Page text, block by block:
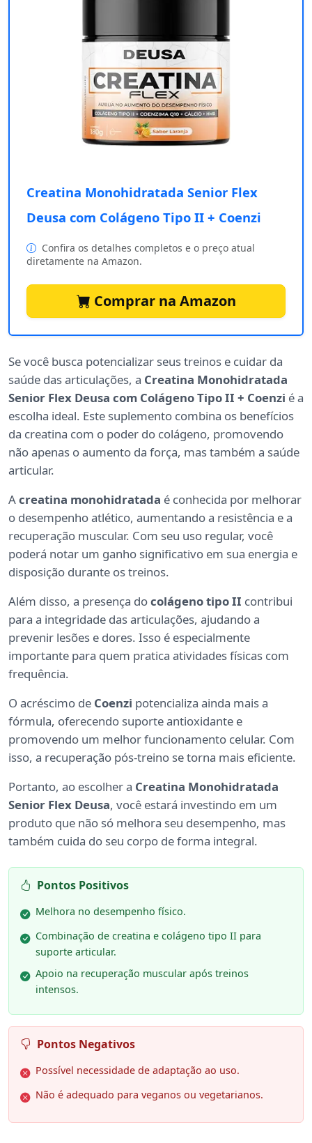
Creatina Monohidratada Senior Flex
Deusa com Colágeno Tipo II + Coenzi
Confira os detalhes completos e o preço atual
diretamente na Amazon.
Comprar na Amazon
Se você busca potencializar seus treinos e cuidar da
saúde das articulações, a Creatina Monohidratada
Senior Flex Deusa com Colágeno Tipo II + Coenzi é a
escolha ideal. Este suplemento combina os benefícios
da creatina com o poder do colágeno, promovendo
não apenas o aumento da força, mas também a saúde
articular.
Acreatina monohidratada é conhecida por melhorar
o desempenho atlético, aumentando a resistência e a
recuperação muscular. Com seu uso regular, você
poderá notar um ganho significativo em sua energia e
disposição durante os treinos.
Além disso, a presença docolágeno tipo II contribui
para a integridade das articulações, ajudando a
prevenir lesões e dores. Isso é especialmente
importante para quem pratica atividades físicas com
frequência.
O acréscimo de Coenzi potencializa ainda mais a
fórmula, oferecendo suporte antioxidante e
promovendo um melhor funcionamento celular. Com
isso, a recuperação pós-treino se torna mais eficiente.
Portanto, ao escolher a Creatina Monohidratada
Senior Flex Deusa, você estará investindo em um
produto que não só melhora seu desempenho, mas
também cuida do seu corpo de forma integral.
Pontos Positivos
Melhora no desempenho físico.
Combinação de creatina e colágeno tipo II para
suporte articular.
Apoio na recuperação muscular após treinos
intensos.
Pontos Negativos
Possível necessidade de adaptação ao uso.
Não é adequado para veganos ou vegetarianos.